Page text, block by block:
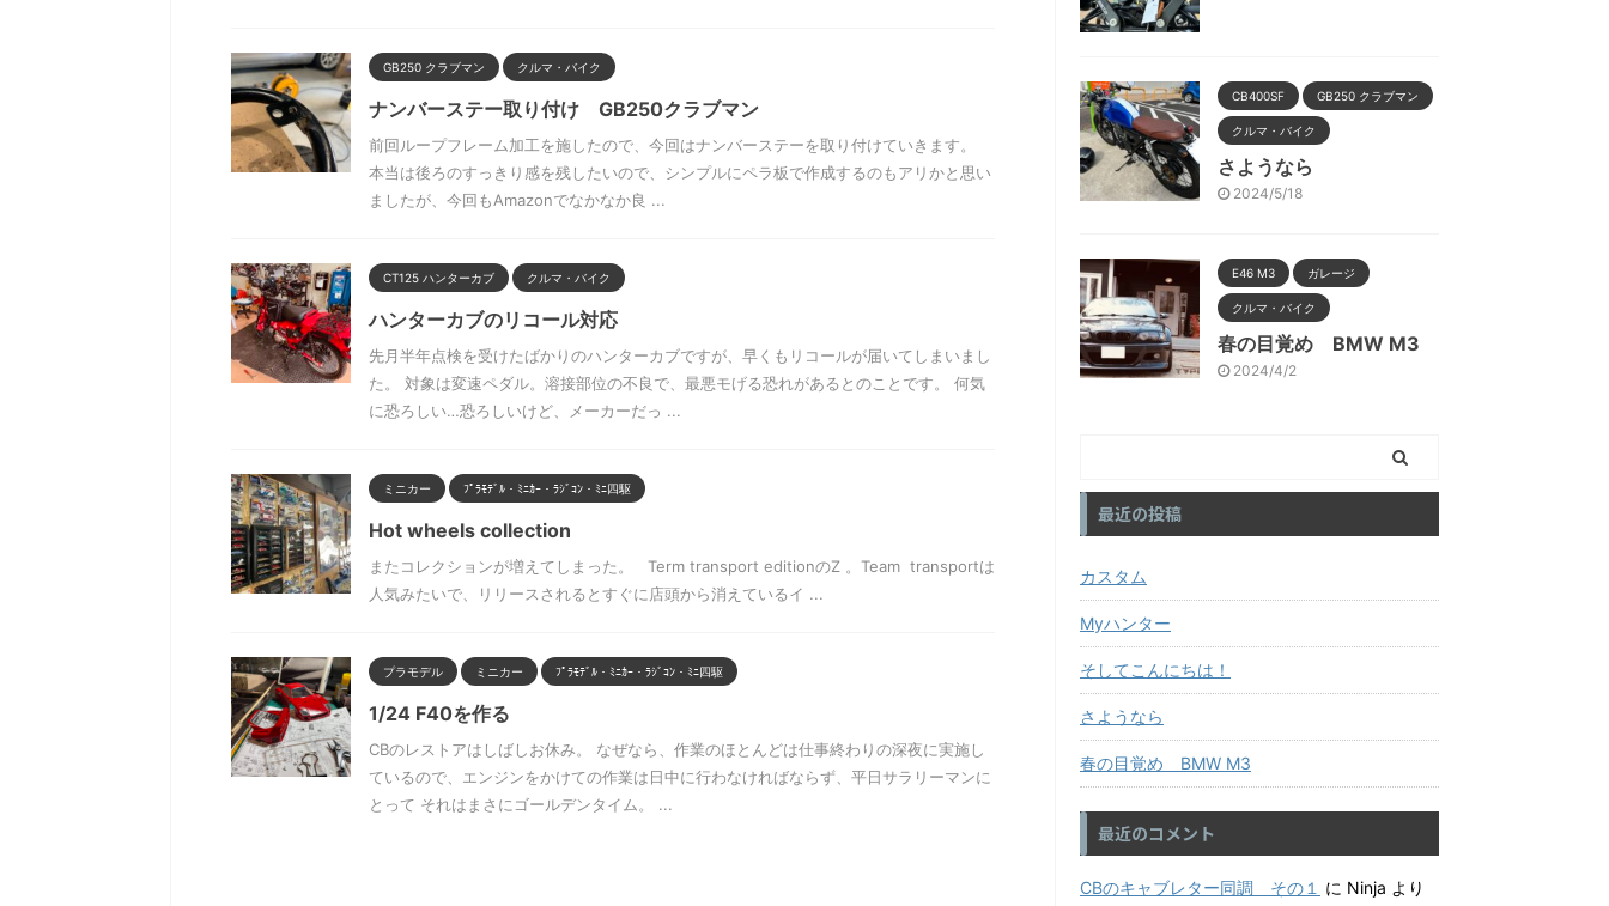
GB250 クラブマン クルマ・バイク
ナンバーステー取り付け GB250クラブマン
前回ループフレーム加工を施したので、今回はナンバーステーを取り付けていきます。
本当は後ろのすっきり感を残したいので、シンプルにペラ板で作成するのもアリかと思い
ましたが、今回もAmazonでなかなか良 ...
CT125 ハンターカブ クルマ・バイク
ハンターカブのリコール対応
先月半年点検を受けたばかりのハンターカブですが、早くもリコールが届いてしまいまし
た。 対象は変速ペダル。溶接部位の不良で、最悪モげる恐れがあるとのことです。 何気
に恐ろしい…恐ろしいけど、メーカーだっ ...
ミニカー ﾌﾟﾗﾓﾃﾞﾙ・ﾐﾆｶｰ・ﾗｼﾞｺﾝ・ﾐﾆ四駆
Hot wheels collection
またコレクションが増えてしまった。 Term transport editionのZ 。Team transportは
人気みたいで、リリースされるとすぐに店頭から消えているイ ...
プラモデル ミニカー ﾌﾟﾗﾓﾃﾞﾙ・ﾐﾆｶｰ・ﾗｼﾞｺﾝ・ﾐﾆ四駆
1/24 F40を作る
CBのレストアはしばしお休み。 なぜなら、作業のほとんどは仕事終わりの深夜に実施し
ているので、エンジンをかけての作業は日中に行わなければならず、平日サラリーマンに
とって それはまさにゴールデンタイム。 ...
CB400SF GB250 クラブマン
クルマ・バイク
さようなら
2024/5/18
E46 M3 ガレージ
クルマ・バイク
春の目覚め BMW M3
2024/4/2
最近の投稿
カスタム
Myハンター
そしてこんにちは！
さようなら
春の目覚め BMW M3
最近のコメント
CBのキャブレター同調 その１ に Ninja より